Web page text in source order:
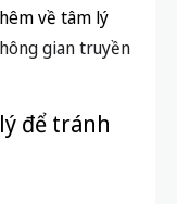
về tâm lý
gian truyền
để tránh